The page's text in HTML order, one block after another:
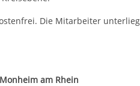
Die Mitarbeiter
am Rhein